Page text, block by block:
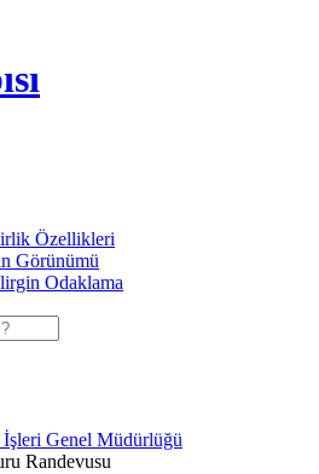
Özellikleri
Görünümü
Odaklama
İşleri Genel Müdürlüğü
Randevusu